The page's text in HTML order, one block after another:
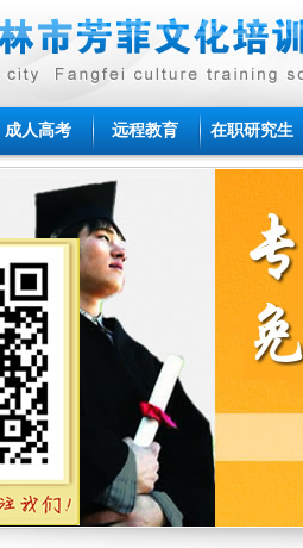
成人高考 远程教育 在职研究生